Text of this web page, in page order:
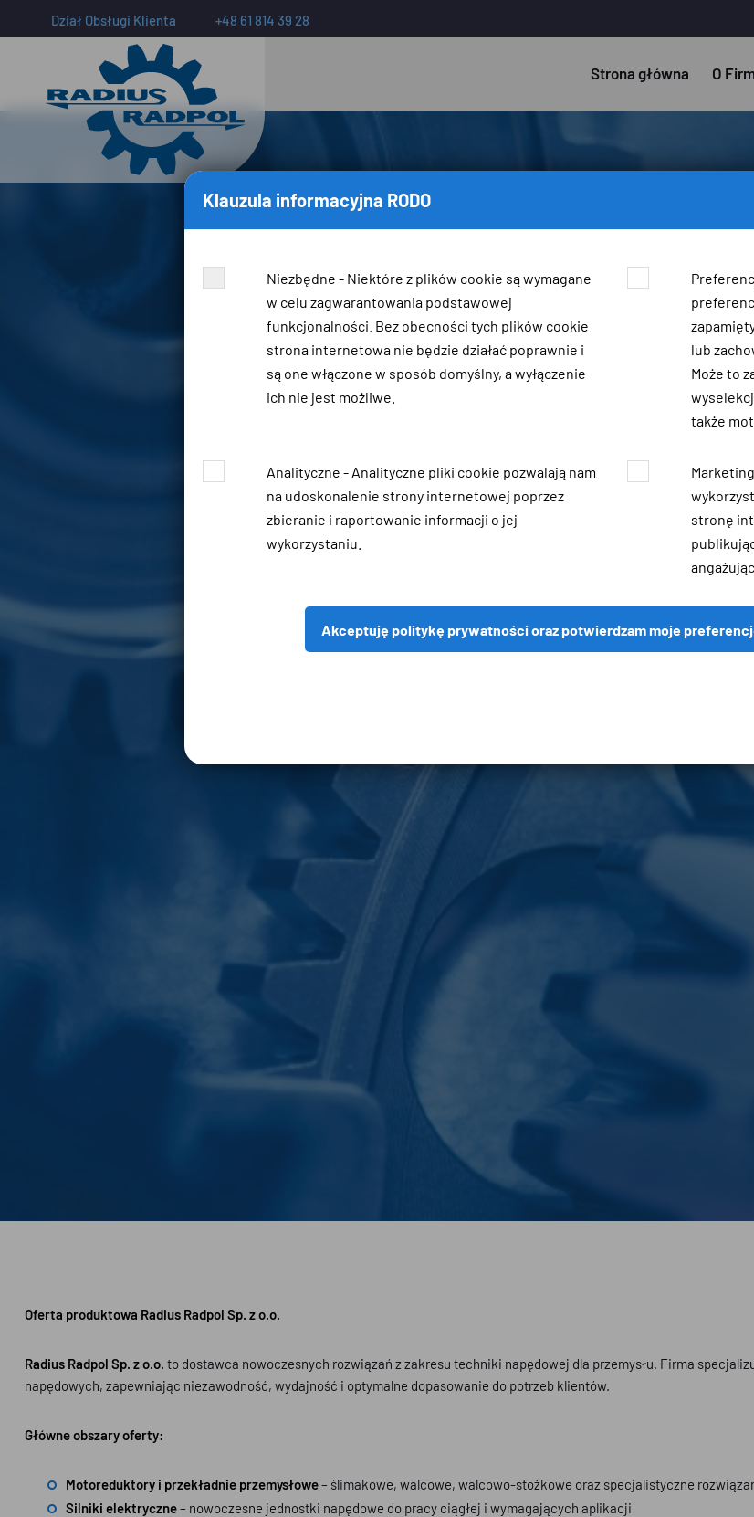
Dział Obsługi Klienta +48 61 814 39 28
Strona główna O
Oferta
Oferta produktowa Radius Radpol Sp. z o.o.
Radius Radpol Sp. z o.o. to dostawca nowoczesnych rozwiązań z zakresu techniki napędowej dla przemysłu. Firma
napędowych, zapewniając niezawodność, wydajność i optymalne dopasowanie do potrzeb klientów.
Główne obszary oferty:
Motoreduktory i przekładnie przemysłowe– ślimakowe, walcowe, walcowo-stożkowe oraz specjalistyczne
Silniki elektryczne– nowoczesne jednostki napędowe do pracy ciągłej i wymagających aplikacji
Klauzula informacyjna RODO
Niezbędne - Niektóre z plików cookie są wymagane
w celu zagwarantowania podstawowej
funkcjonalności. Bez obecności tych plików cookie
strona internetowa nie będzie działać poprawnie i
są one włączone w sposób domyślny, a wyłączenie
ich nie jest możliwe.
lub
Może to
także
Analityczne - Analityczne pliki cookie pozwalają nam
na udoskonalenie strony internetowej poprzez
zbieranie i raportowanie informacji o jej
wykorzystaniu.
stronę
Akceptuję politykę prywatności oraz potwierdzam moje